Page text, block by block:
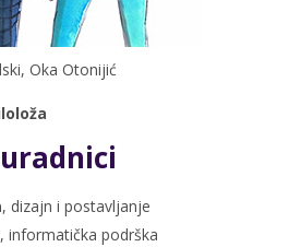
Oka Otonijić
, dizajn i postavljanje
informatička podrška